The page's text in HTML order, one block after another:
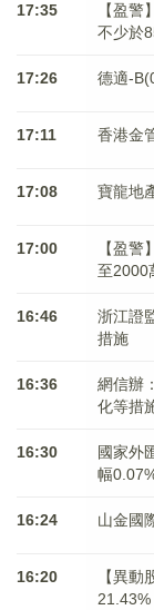
17:35
【盈
不少於
17:26 德適-
17:11 香港金
17:08 寶龍地
17:00
【盈
至2000
16:46
浙江證
措施
16:36
網信辦
化等措
16:30
國家外
幅
16:24 山金國
16:20
【異